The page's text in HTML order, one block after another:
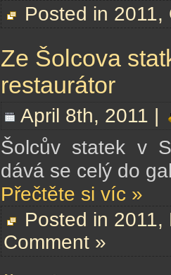
Posted in 2011,
Ze Šolcova
restaurátor
April 8th, 2011 |
Šolcův statek v
dává se celý do
Přečtěte si víc »
Posted in 2011,
Comment »